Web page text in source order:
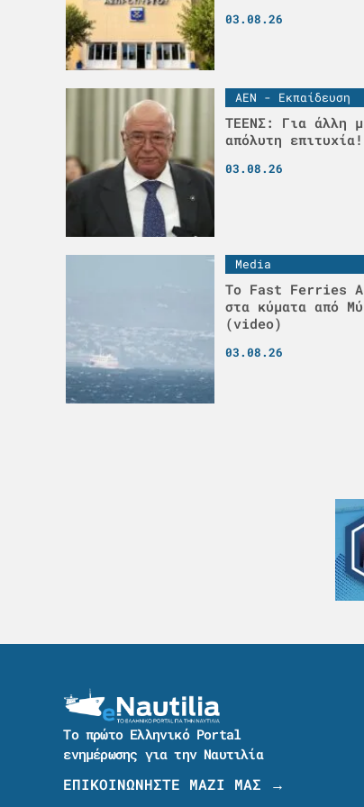
03.08.26
ΑΕΝ - Εκπαίδευση
ΤΕΕΝΣ: Για άλλη
απόλυτη επιτυχία!
03.08.26
Media
Το Fast Ferries
στα κύματα από
(video)
03.08.26
Το πρώτο Ελληνικό Portal
ενημέρωσης για την Ναυτιλία
ΕΠΙΚΟΙΝΩΝΗΣΤΕ ΜΑΖΙ ΜΑΣ →